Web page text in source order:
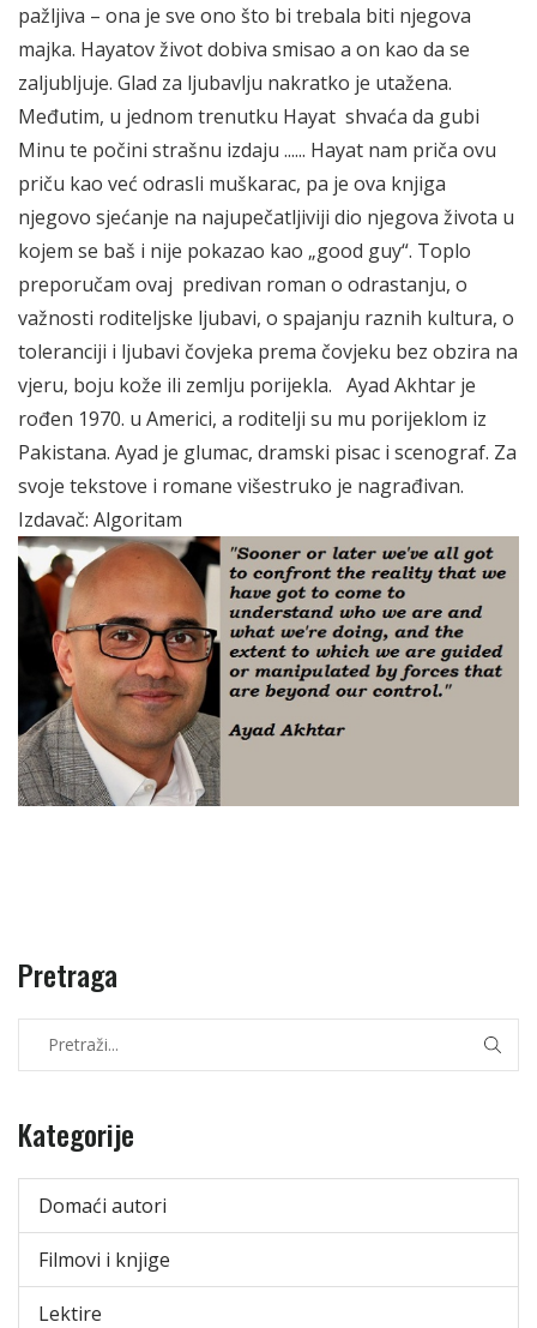
pažljiva – ona je sve ono što bi trebala biti njegova
majka. Hayatov život dobiva smisao a on kao da se
zaljubljuje. Glad za ljubavlju nakratko je utažena.
Međutim, u jednom trenutku Hayat shvaća da gubi
Minu te počini strašnu izdaju ...... Hayat nam priča ovu
priču kao već odrasli muškarac, pa je ova knjiga
njegovo sjećanje na najupečatljiviji dio njegova života u
kojem se baš i nije pokazao kao „good guy“. Toplo
preporučam ovaj predivan roman o odrastanju, o
važnosti roditeljske ljubavi, o spajanju raznih kultura, o
toleranciji i ljubavi čovjeka prema čovjeku bez obzira na
vjeru, boju kože ili zemlju porijekla. Ayad Akhtar je
rođen 1970. u Americi, a roditelji su mu porijeklom iz
Pakistana. Ayad je glumac, dramski pisac i scenograf. Za
svoje tekstove i romane višestruko je nagrađivan.
Izdavač: Algoritam
Pretraga
Kategorije
Domaći autori
Filmovi i knjige
Lektire